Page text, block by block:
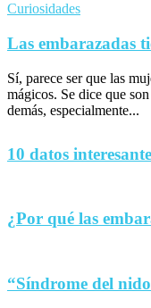
Curiosidades
Las embarazadas
Sí, parece ser que las
mágicos. Se dice que
demás, especialmente...
10 datos
¿Por qué las
“Síndrome del